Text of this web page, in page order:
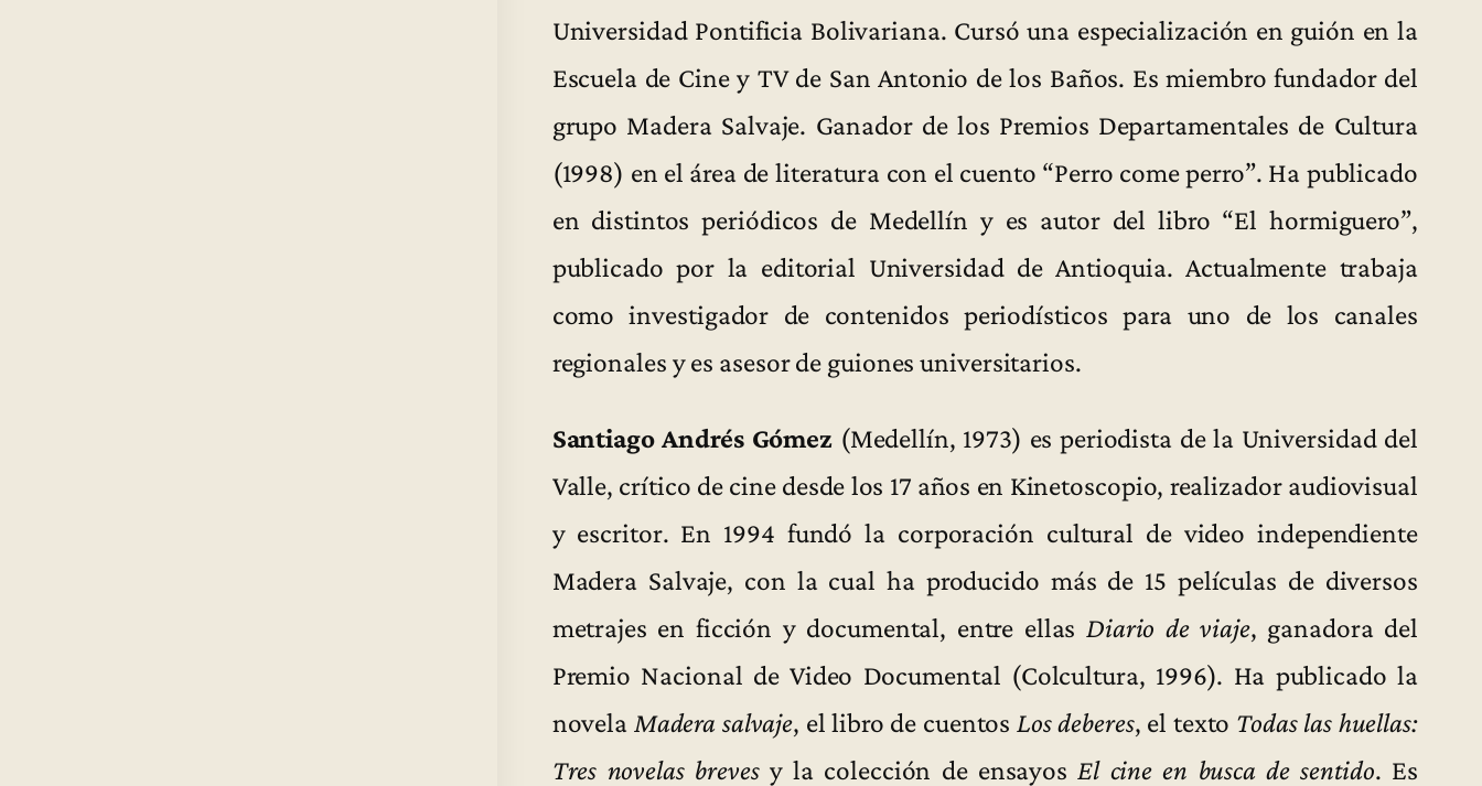
Universidad Pontificia Bolivariana. Cursó una especialización en guión en la
Escuela de Cine y TV de San Antonio de los Baños. Es miembro fundador del
grupo Madera Salvaje. Ganador de los Premios Departamentales de Cultura
(1998) en el área de literatura con el cuento “Perro come perro”. Ha publicado
en distintos periódicos de Medellín y es autor del libro “El hormiguero”,
publicado por la editorial Universidad de Antioquia. Actualmente trabaja
como investigador de contenidos periodísticos para uno de los canales
regionales y es asesor de guiones universitarios.
Santiago Andrés Gómez (Medellín, 1973) es periodista de la Universidad del
Valle, crítico de cine desde los 17 años en Kinetoscopio, realizador audiovisual
y escritor. En 1994 fundó la corporación cultural de video independiente
Madera Salvaje, con la cual ha producido más de 15 películas de diversos
metrajes en ficción y documental, entre ellas Diario de viaje, ganadora del
Premio Nacional de Video Documental (Colcultura, 1996). Ha publicado la
novela Madera salvaje, el libro de cuentos Los deberes, el texto Todas las huellas:
Tres novelas brevesy la colección de ensayos El cine en busca de sentido. Es